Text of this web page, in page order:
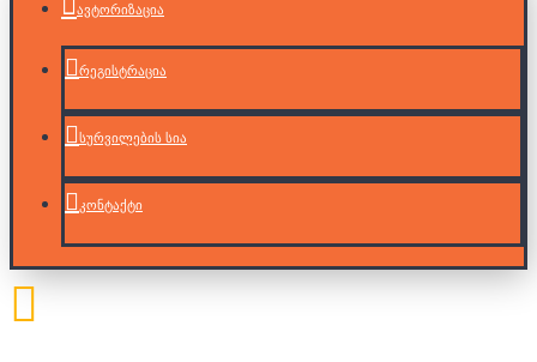
ავტორიზაცია
რეგისტრაცია
სურვილების სია
კონტაქტი